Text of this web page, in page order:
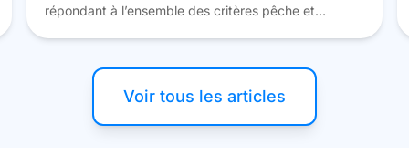
répondant à l’ensemble des critères pêche et
d’un produit. Voici quelques règles pour ne plus faire
d’erreurs devant l’étal. Pour reconnaître un poisson
Voir tous les articles